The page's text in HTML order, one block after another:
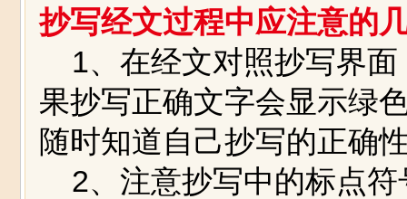
抄写经文过程中应注意的
1、在经文对照抄写界面
果抄写正确文字会显示绿
随时知道自己抄写的正确
2、注意抄写中的标点符